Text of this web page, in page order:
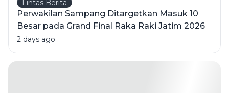
Lintas Berita
Perwakilan Sampang Ditargetkan Masuk 10
Besar pada Grand Final Raka Raki Jatim 2026
2 days ago